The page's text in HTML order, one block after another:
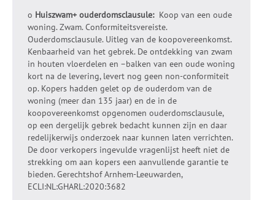
o Huiszwam+ ouderdomsclausule:Koop van een oude
woning. Zwam. Conformiteitsvereiste.
Ouderdomsclausule. Uitleg van de koopovereenkomst.
Kenbaarheid van het gebrek. De ontdekking van zwam
in houten vloerdelen en –balken van een oude woning
kort na de levering, levert nog geen non-conformiteit
op. Kopers hadden gelet op de ouderdom van de
woning (meer dan 135 jaar) en de in de
koopovereenkomst opgenomen ouderdomsclausule,
op een dergelijk gebrek bedacht kunnen zijn en daar
redelijkerwijs onderzoek naar kunnen laten verrichten.
De door verkopers ingevulde vragenlijst heeft niet de
strekking om aan kopers een aanvullende garantie te
bieden. Gerechtshof Arnhem-Leeuwarden,
ECLI:NL:GHARL:2020:3682